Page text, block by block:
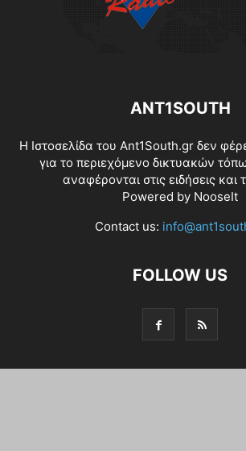
ANT1SOUTH
Η Ιστοσελίδα του Ant1South.gr δεν
για το περιεχόμενο δικτυακών
αναφέρονται στις ειδήσεις και
Powered by NooseIt
Contact us:
FOLLOW US